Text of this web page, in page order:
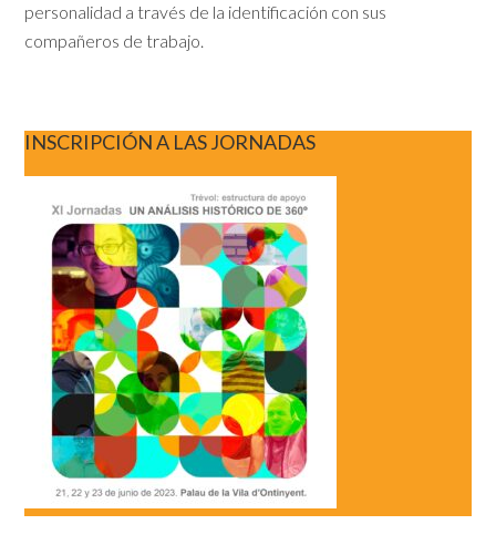
personalidad a través de la identificación con sus
compañeros de trabajo.
INSCRIPCIÓN A LAS JORNADAS